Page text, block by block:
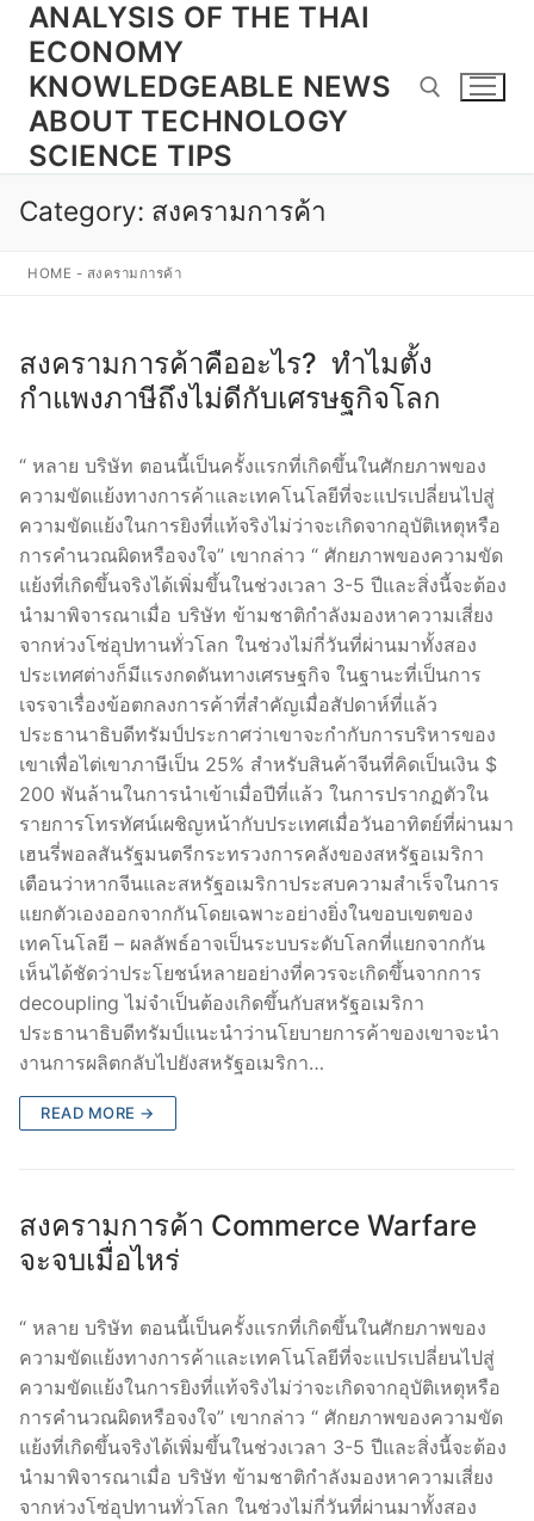
Skip
content
ANALYSIS OF THE THAI
ECONOMY
KNOWLEDGEABLE NEWS
ABOUT TECHNOLOGY
SCIENCE TIPS
Category: สงครามการค้า
HOME - สงครามการค้า
สงครามการค้าคืออะไร? ทำไมตั้ง
กำแพงภาษีถึงไม่ดีกับเศรษฐกิจโลก
“ หลาย บริษัท ตอนนี้เป็นครั้งแรกที่เกิดขึ้นในศักยภาพของ
ความขัดแย้งทางการค้าและเทคโนโลยีที่จะแปรเปลี่ยนไปสู่
ความขัดแย้งในการยิงที่แท้จริงไม่ว่าจะเกิดจากอุบัติเหตุหรือ
การคำนวณผิดหรือจงใจ” เขากล่าว “ ศักยภาพของความขัด
แย้งที่เกิดขึ้นจริงได้เพิ่มขึ้นในช่วงเวลา 3-5 ปีและสิ่งนี้จะต้อง
นำมาพิจารณาเมื่อ บริษัท ข้ามชาติกำลังมองหาความเสี่ยง
จากห่วงโซ่อุปทานทั่วโลก ในช่วงไม่กี่วันที่ผ่านมาทั้งสอง
ประเทศต่างก็มีแรงกดดันทางเศรษฐกิจ ในฐานะที่เป็นการ
เจรจาเรื่องข้อตกลงการค้าที่สำคัญเมื่อสัปดาห์ที่แล้ว
ประธานาธิบดีทรัมป์ประกาศว่าเขาจะกำกับการบริหารของ
เขาเพื่อไต่เขาภาษีเป็น 25% สำหรับสินค้าจีนที่คิดเป็นเงิน $
200 พันล้านในการนำเข้าเมื่อปีที่แล้ว ในการปรากฏตัวใน
รายการโทรทัศน์เผชิญหน้ากับประเทศเมื่อวันอาทิตย์ที่ผ่านมา
เฮนรี่พอลสันรัฐมนตรีกระทรวงการคลังของสหรัฐอเมริกา
เตือนว่าหากจีนและสหรัฐอเมริกาประสบความสำเร็จในการ
แยกตัวเองออกจากกันโดยเฉพาะอย่างยิ่งในขอบเขตของ
เทคโนโลยี – ผลลัพธ์อาจเป็นระบบระดับโลกที่แยกจากกัน
เห็นได้ชัดว่าประโยชน์หลายอย่างที่ควรจะเกิดขึ้นจากการ
decoupling ไม่จำเป็นต้องเกิดขึ้นกับสหรัฐอเมริกา
ประธานาธิบดีทรัมป์แนะนำว่านโยบายการค้าของเขาจะนำ
งานการผลิตกลับไปยังสหรัฐอเมริกา…
READ MORE →
สงครามการค้า Commerce Warfare
จะจบเมื่อไหร่
“ หลาย บริษัท ตอนนี้เป็นครั้งแรกที่เกิดขึ้นในศักยภาพของ
ความขัดแย้งทางการค้าและเทคโนโลยีที่จะแปรเปลี่ยนไปสู่
ความขัดแย้งในการยิงที่แท้จริงไม่ว่าจะเกิดจากอุบัติเหตุหรือ
การคำนวณผิดหรือจงใจ” เขากล่าว “ ศักยภาพของความขัด
แย้งที่เกิดขึ้นจริงได้เพิ่มขึ้นในช่วงเวลา 3-5 ปีและสิ่งนี้จะต้อง
นำมาพิจารณาเมื่อ บริษัท ข้ามชาติกำลังมองหาความเสี่ยง
จากห่วงโซ่อุปทานทั่วโลก ในช่วงไม่กี่วันที่ผ่านมาทั้งสอง